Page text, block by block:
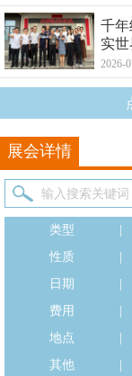
千
实
2026-
展会详情
类型
性质
日期
费用
地点
其他